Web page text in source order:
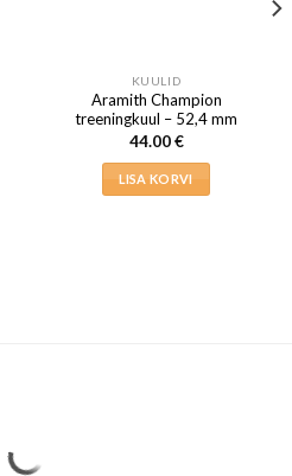
KUULID
Aramith Champion
treeningkuul – 52,4 mm
44.00€
LISA KORVI